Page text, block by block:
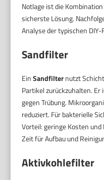
Notlage ist die
sicherste Lösung.
Analyse der typischen
Sandfilter
EinSandfilternutzt
Partikel zurückzuhalten.
gegen Trübung.
reduziert. Für bakterielle
Vorteil: geringe Kosten
Zeit für Aufbau und
Aktivkohlefilter